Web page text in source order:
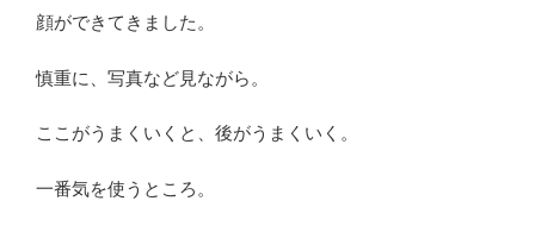
顔ができてきました。
慎重に、写真など見ながら。
ここがうまくいくと、後がうまくいく。
一番気を使うところ。